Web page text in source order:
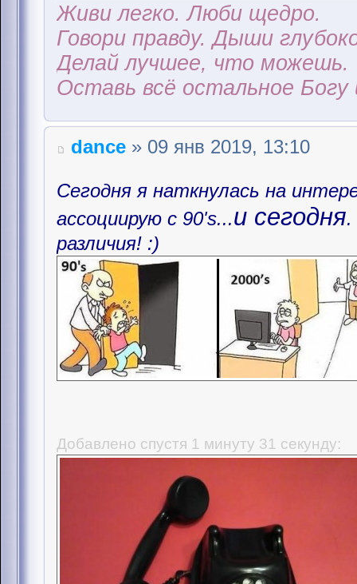
Живи легко. Люби щедро.
Говори правду. Дыши
Делай лучшее, что можешь.
Оставь всё остальное Богу
dance » 09 янв 2019, 13:10
Сегодня я наткнулась на
ассоциирую с 90's...и сегодня.
различия! :)
Добавлено спустя 1 минуту 31 секунду: